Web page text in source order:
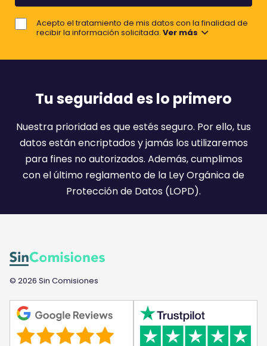
r
e
j
o
e
Acepto el tratamiento de mis datos con la finalidad de
recibir la información solicitada. Ver más
Tu seguridad es lo primero
Nuestra prioridad es que estés seguro. Por ello, tus
datos están encriptados y jamás los utilizaremos
para fines no autorizados. Además, cumplimos
con el último reglamento de la Ley Orgánica de
Protección de Datos (LOPD).
© 2026 Sin Comisiones